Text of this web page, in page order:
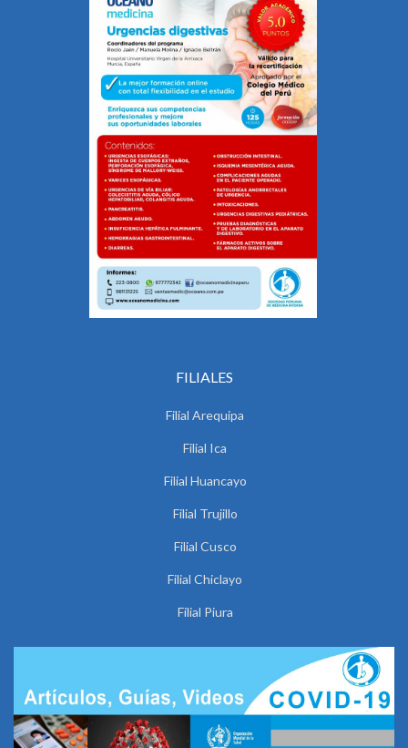
FILIALES
Filial Arequipa
Filial Ica
Filial Huancayo
Filial Trujillo
Filial Cusco
Filial Chiclayo
Filial Piura